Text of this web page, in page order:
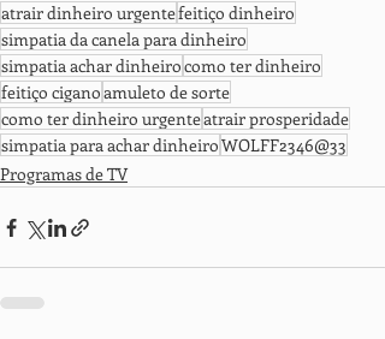
atrair dinheiro urgentefeitiço dinheiro
simpatia da canela para dinheiro
simpatia achar dinheirocomo ter dinheiro
feitiço ciganoamuleto de sorte
como ter dinheiro urgenteatrair prosperidade
simpatia para achar dinheiroWOLFF2346@33
Programas de TV